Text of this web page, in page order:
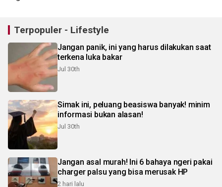
Terpopuler - Lifestyle
Jangan panik, ini yang harus dilakukan saat
terkena luka bakar
Jul 30th
Simak ini, peluang beasiswa banyak! minim
informasi bukan alasan!
Jul 30th
Jangan asal murah! Ini 6 bahaya ngeri pakai
charger palsu yang bisa merusak HP
2 hari lalu